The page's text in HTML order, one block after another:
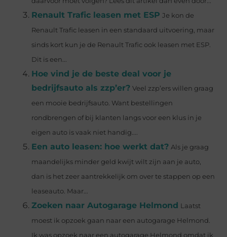
Renault Trafic leasen met ESP Je kon de
Renault Trafic leasen in een standaard uitvoering, maar
sinds kort kun je de Renault Trafic ook leasen met ESP.
Dit is een...
Hoe vind je de beste deal voor je
bedrijfsauto als zzp’er? Veel zzp’ers willen graag
een mooie bedrijfsauto. Want bestellingen
rondbrengen of bij klanten langs voor een klus in je
eigen auto is vaak niet handig....
Een auto leasen: hoe werkt dat? Als je graag
maandelijks minder geld kwijt wilt zijn aan je auto,
dan is het zeer aantrekkelijk om over te stappen op een
leaseauto. Maar...
Zoeken naar Autogarage Helmond Laatst
moest ik opzoek gaan naar een autogarage Helmond.
Ik was opzoek naar een autogarage Helmond omdat ik